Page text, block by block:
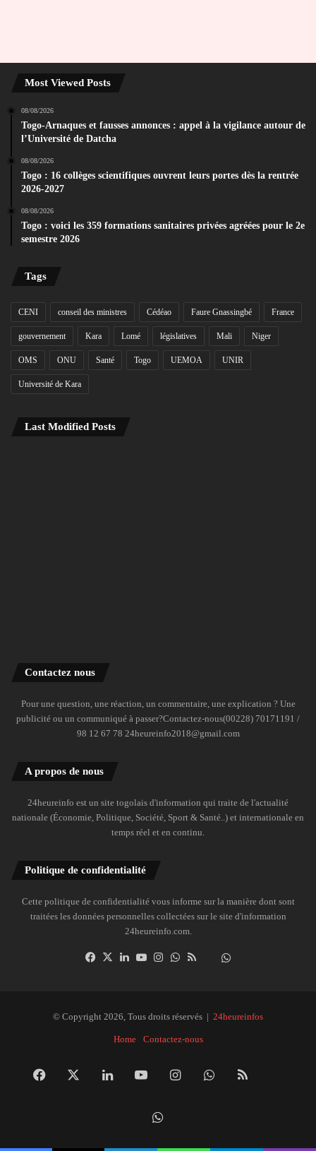
Most Viewed Posts
08/08/2026
Togo-Arnaques et fausses annonces : appel à la vigilance autour de
l’Université de Datcha
08/08/2026
Togo : 16 collèges scientifiques ouvrent leurs portes dès la rentrée
2026-2027
08/08/2026
Togo : voici les 359 formations sanitaires privées agréées pour le 2e
semestre 2026
Tags
CENI conseil des ministres Cédéao Faure Gnassingbé France
gouvernement Kara Lomé législatives Mali Niger
OMS ONU Santé Togo UEMOA UNIR
Université de Kara
Last Modified Posts
Contactez nous
Pour une question, une réaction, un commentaire, une explication ? Une
publicité ou un communiqué à passer?Contactez-nous(00228) 70171191 /
98 12 67 78 24heureinfo2018@gmail.com
A propos de nous
24heureinfo est un site togolais d'information qui traite de l'actualité
nationale (Économie, Politique, Société, Sport & Santé..) et internationale en
temps réel et en continu.
Politique de confidentialité
Cette politique de confidentialité vous informe sur la manière dont sont
traitées les données personnelles collectées sur le site d'information
24heureinfo.com.
Facebook
X LinkedinYouTubeInstagramWhatsAppDailymotion
© Copyright 2026, Tous droits réservés | 24heureinfos
Home Contactez-nous
Facebook LinkedinYouTubeInstagramWhatsApp
RSS